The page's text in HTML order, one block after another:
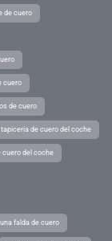
de cuero
cuero
de cuero
de cuero del coche
cuero del coche
falda de cuero